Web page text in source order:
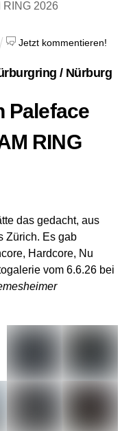
Jetzt kommentieren!
/ Nürburg
Paleface
RING
das gedacht, aus
Zürich. Es gab
Hardcore, Nu
vom 6.6.26 bei